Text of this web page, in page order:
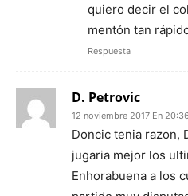
quiero decir el
mentón tan
Respuesta
D. Petrovic
12 noviembre 2017 En 20:36
Doncic tenia razon,
jugaria mejor los
Enhorabuena a los